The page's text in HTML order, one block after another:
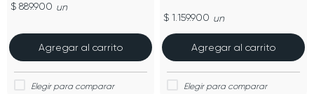
$ 889.900 un
Agregar al carrito
$ 1.159.900 un
Agregar al carrito